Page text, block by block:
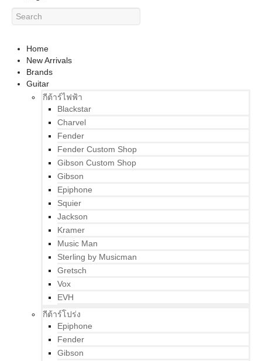
Home
New Arrivals
Brands
Guitar
กีต้าร์ไฟฟ้า
Blackstar
Charvel
Fender
Fender Custom Shop
Gibson Custom Shop
Gibson
Epiphone
Squier
Jackson
Kramer
Music Man
Sterling by Musicman
Gretsch
Vox
EVH
กีต้าร์โปร่ง
Epiphone
Fender
Gibson